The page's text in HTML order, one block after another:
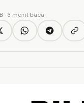
· 3 menit baca
X
WhatsAppTelegram